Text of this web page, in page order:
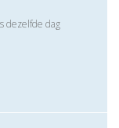
dezelfde dag